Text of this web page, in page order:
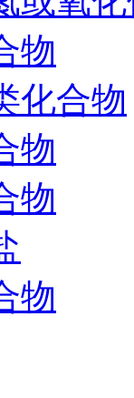
物
化合物
物
物
物